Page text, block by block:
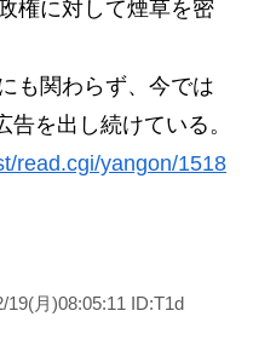
権に対して煙草を密
も関わらず、今では
を出し続けている。
read.cgi/yangon/1518
19(月)08:05:11 ID:T1d